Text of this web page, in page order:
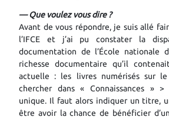
— Que voulez vous dire ?
Avant de vous répondre, je suis allé
l’IFCE et j’ai pu constater la
documentation de l’École nationale
richesse documentaire qu’il
actuelle : les livres numérisés sur
chercher dans « Connaissances »
unique. Il faut alors indiquer un titre,
être avoir la chance de bénéficier